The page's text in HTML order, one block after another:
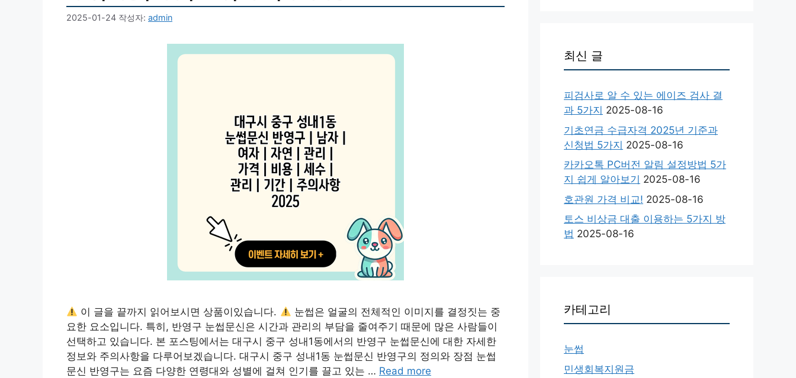
2025-01-24 작성자: admin
이 글을 끝까지 읽어보시면 상품이있습니다.
눈썹은 얼굴의 전체적인 이미지를 결정짓는 중
요한 요소입니다. 특히, 반영구 눈썹문신은 시간과 관리의 부담을 줄여주기 때문에 많은 사람들이
선택하고 있습니다. 본 포스팅에서는 대구시 중구 성내1동에서의 반영구 눈썹문신에 대한 자세한
정보와 주의사항을 다루어보겠습니다. 대구시 중구 성내1동 눈썹문신 반영구의 정의와 장점 눈썹
문신 반영구는 요즘 다양한 연령대와 성별에 걸쳐 인기를 끌고 있는 … Read more
최신 글
피검사로 알 수 있는 에이즈 검사 결
과 5가지 2025-08-16
기초연금 수급자격 2025년 기준과
신청법 5가지 2025-08-16
카카오톡 PC버전 알림 설정방법 5가
지 쉽게 알아보기 2025-08-16
호관원 가격 비교! 2025-08-16
토스 비상금 대출 이용하는 5가지 방
법 2025-08-16
카테고리
눈썹
민생회복지원금